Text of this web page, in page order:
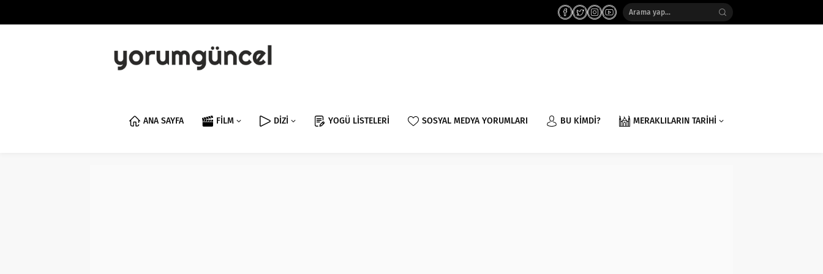
ANA SAYFA FİLM DİZİ YOGÜ LİSTELERİ SOSYAL MEDYA YORUMLARI BU KİMDİ? MERAKLILARIN TARİHİ